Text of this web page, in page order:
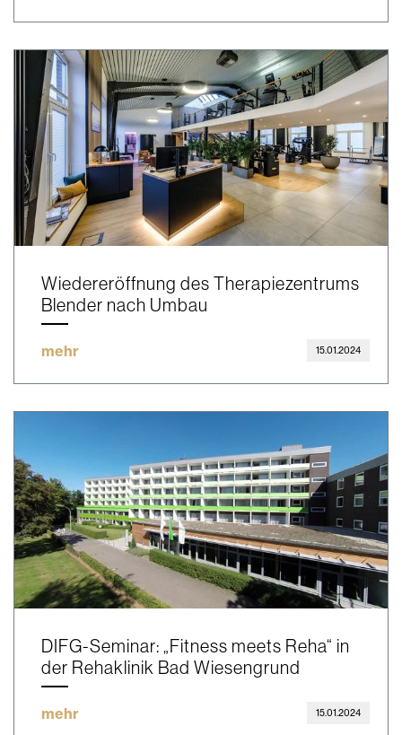
Wiedereröffnung des Therapiezentrums
Blender nach Umbau
mehr 15.01.2024
DIFG-Seminar: „Fitness meets Reha“ in
der Rehaklinik Bad Wiesengrund
mehr 15.01.2024